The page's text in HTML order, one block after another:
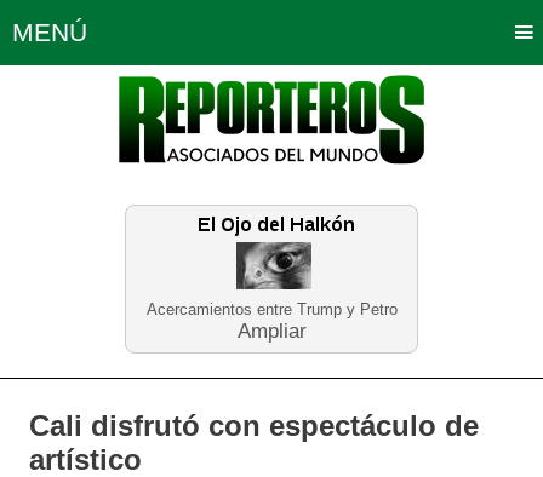
Acercamientos entre Trump y Petro
Ampliar
MENÚ
Política Opinión Bogotá
Planeta Tierra Deportes
Educación Neira
Cali disfrutó con espectáculo de
artístico